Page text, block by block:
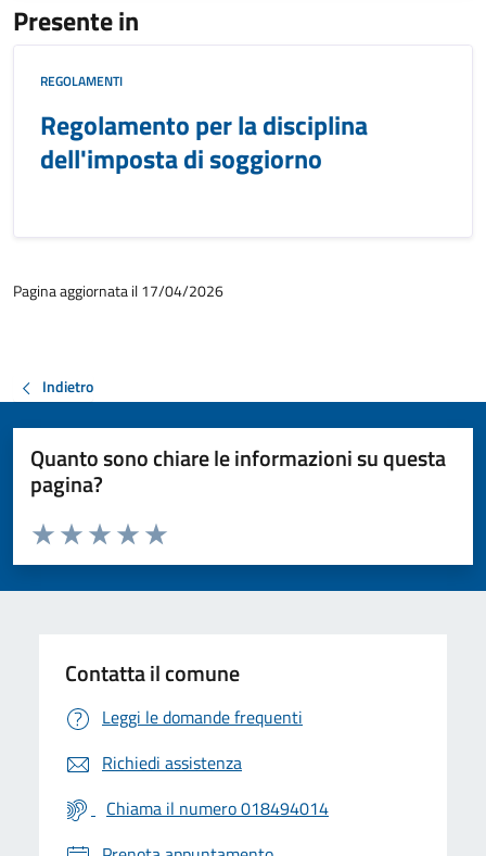
Presente in
REGOLAMENTI
Regolamento per la disciplina
dell'imposta di soggiorno
Pagina aggiornata il 17/04/2026
Indietro
Quanto sono chiare le informazioni su questa
pagina?
Valuta da 1 a 5 stelle la pagina
Valuta 5 stelle su 5
Valuta 4 stelle su 5
Valuta 3 stelle su 5
Valuta 2 stelle su 5
Valuta 1 stelle su 5
Contatta il comune
Leggi le domande frequenti
Richiedi assistenza
Chiama il numero 018494014